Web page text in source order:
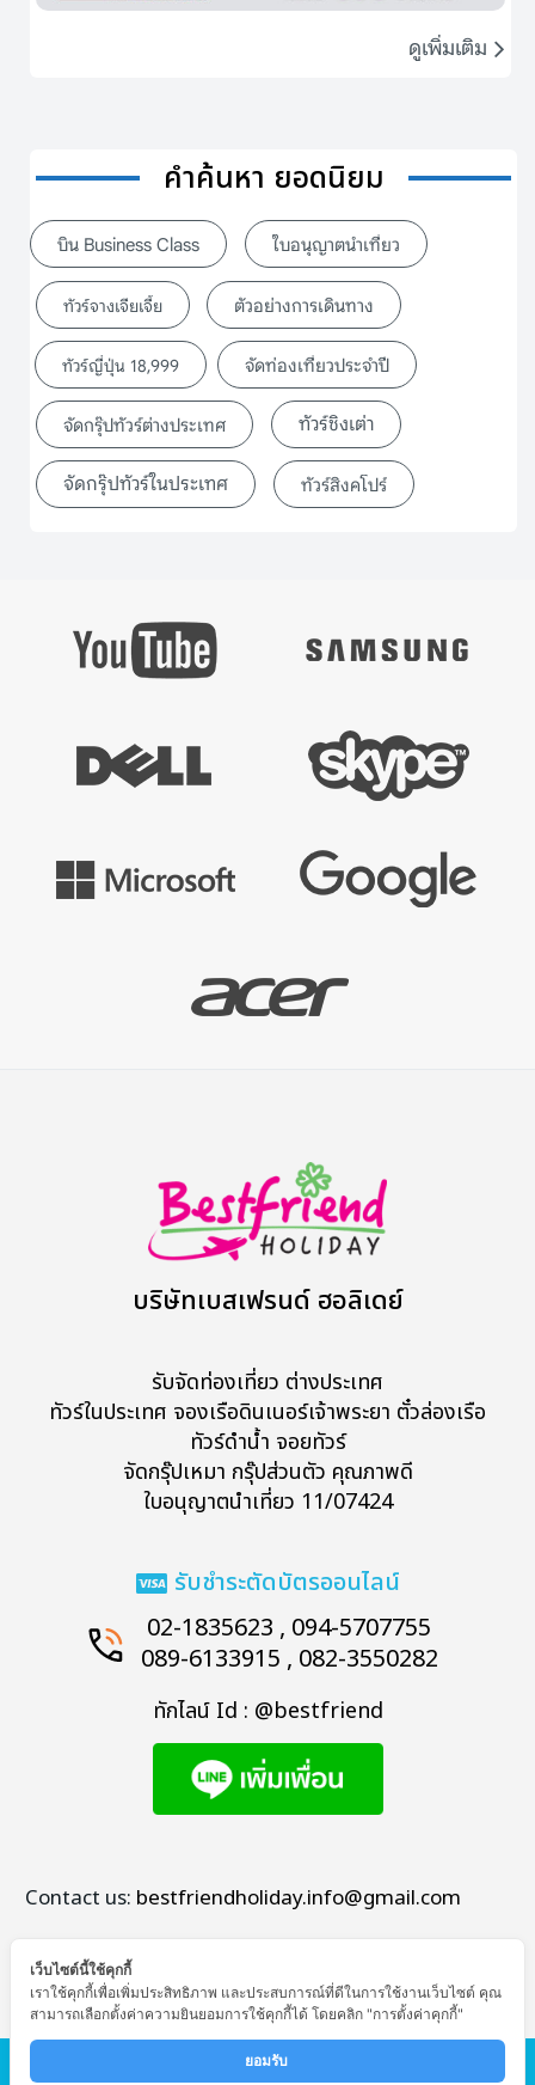
ดูเพิ่มเติม
คำค้นหา ยอดนิยม
บิน Business Class ใบอนุญาตนำเที่ยว
ทัวร์จางเจียเจี้ย ตัวอย่างการเดินทาง
ทัวร์ญี่ปุ่น 18,999 จัดท่องเที่ยวประจำปี
จัดกรุ๊ปทัวร์ต่างประเทศ ทัวร์ชิงเต่า
จัดกรุ๊ปทัวร์ในประเทศ ทัวร์สิงคโปร์
บริษัทเบสเฟรนด์ ฮอลิเดย์
รับจัดท่องเที่ยว ต่างประเทศ
ทัวร์ในประเทศ จองเรือดินเนอร์เจ้าพระยา ตั๋วล่องเรือ
ทัวร์ดำน้ำ จอยทัวร์
จัดกรุ๊ปเหมา กรุ๊ปส่วนตัว คุณภาพดี
ใบอนุญาตนำเที่ยว 11/07424
รับชำระตัดบัตรออนไลน์
02-1835623 , 094-5707755
089-6133915 , 082-3550282
ทักไลน์ Id : @bestfriend
Contact us: bestfriendholiday.info@gmail.com
© Copyright - Bestfriend Holiday
เว็บไซต์นี้ใช้คุกกี้
เราใช้คุกกี้เพื่อเพิ่มประสิทธิภาพ และประสบการณ์ที่ดีในการใช้งานเว็บไซต์ คุณ
สามารถเลือกตั้งค่าความยินยอมการใช้คุกกี้ได้ โดยคลิก "การตั้งค่าคุกกี้"
ยอมรับ